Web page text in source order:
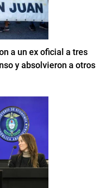
a un ex oficial a tres
y absolvieron a otros